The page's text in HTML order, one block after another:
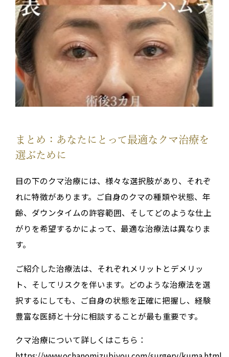
まとめ：あなたにとって最適なクマ治療を
選ぶために
目の下のクマ治療には、様々な選択肢があり、それぞ
れに特徴があります。ご自身のクマの種類や状態、年
齢、ダウンタイムの許容範囲、そしてどのような仕上
がりを希望するかによって、最適な治療法は異なりま
す。
ご紹介した治療法は、それぞれメリットとデメリッ
ト、そしてリスクを伴います。どのような治療法を選
択するにしても、ご自身の状態を正確に把握し、経験
豊富な医師と十分に相談することが最も重要です。
クマ治療について詳しくはこちら：